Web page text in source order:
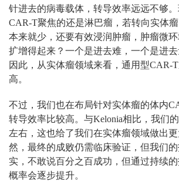
针进去的病毒载体，转导效率远远不够
CAR-T聚焦的还是淋巴瘤，若转向实体
本来就少，还要有效浸润肿瘤，肿瘤微
扩增得起来？一个是进去难，一个是进去
因此，从实体瘤领域来看，通用型CAR-
高。
不过，我们也在布局针对实体瘤的体内
转导效率比较高。与Kelonia相比，我们
左右，这也给了我们在实体瘤领域做出
然，最终的成败仍需临床验证，但我们
实，不敢说百分之百成功，但通过持续
概率会逐步提升。